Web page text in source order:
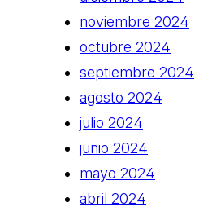
noviembre 2024
octubre 2024
septiembre 2024
agosto 2024
julio 2024
junio 2024
mayo 2024
abril 2024